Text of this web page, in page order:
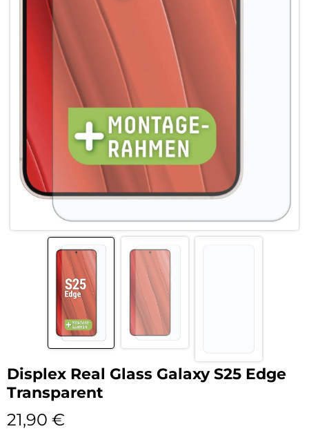
Displex Real Glass Galaxy S25 Edge
Transparent
21,90 €